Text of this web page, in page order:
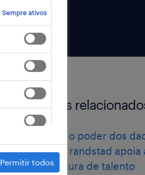
artigos
libertar o poder dos
como a randstad apoia
na procura de talento
Sempre ativos
Permitir todos